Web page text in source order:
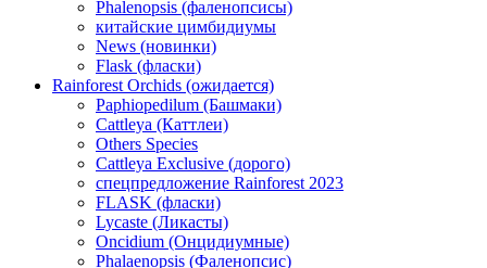
Phalenopsis (фаленопсисы)
китайские цимбидиумы
News (новинки)
Flask (фласки)
Rainforest Orchids (ожидается)
Paphiopedilum (Башмаки)
Cattleya (Каттлеи)
Others Species
Cattleya Exclusive (дорого)
спецпредложение Rainforest 2023
FLASK (фласки)
Lycaste (Ликасты)
Oncidium (Онцидиумные)
Phalaenopsis (Фаленопсис)